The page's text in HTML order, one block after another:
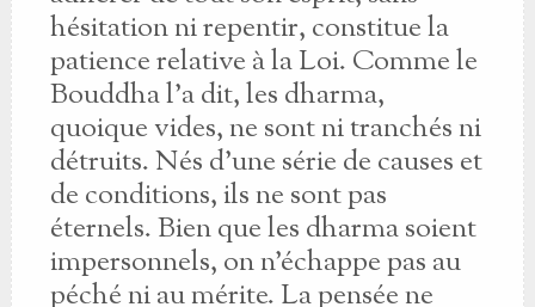
hésitation ni repentir, constitue la
patience relative à la Loi. Comme le
Bouddha l'a dit, les dharma,
quoique vides, ne sont ni tranchés ni
détruits. Nés d'une série de causes et
de conditions, ils ne sont pas
éternels. Bien que les dharma soient
impersonnels, on n'échappe pas au
péché ni au mérite. La pensée ne